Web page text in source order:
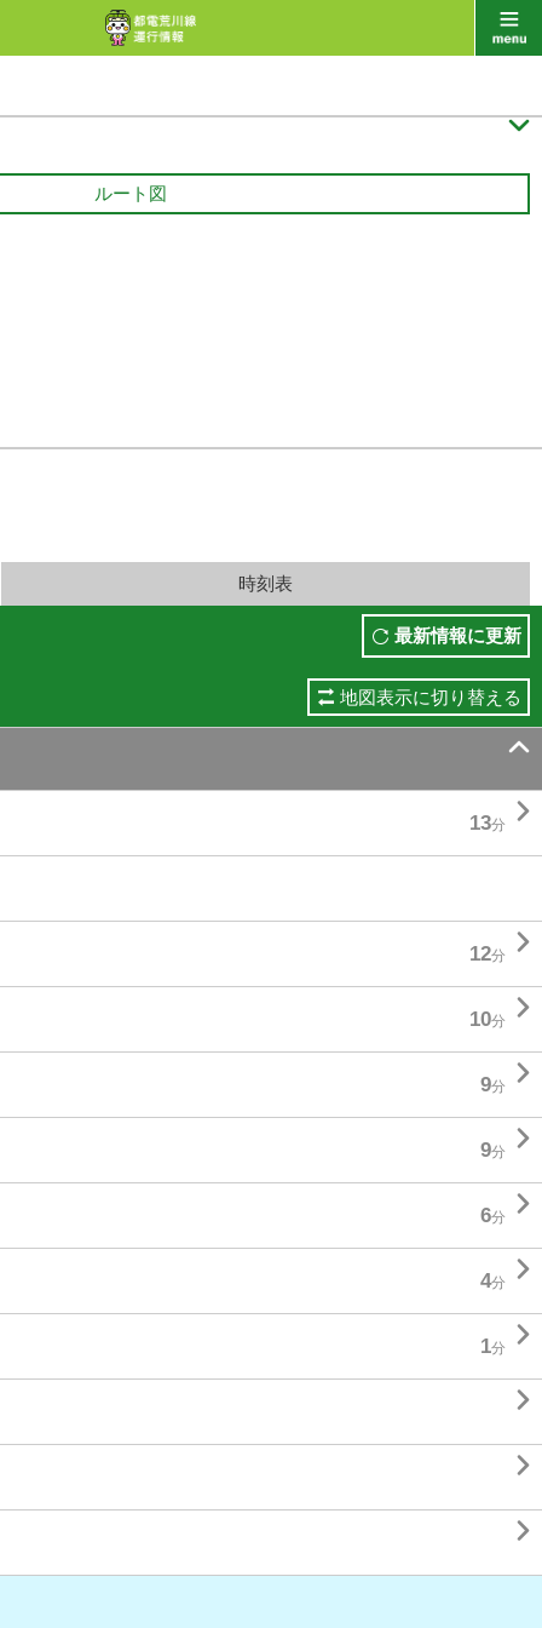

ルート図
時刻表
最新情報に更新
地図表示に切り替える

13分 
12分 
10分 
9分 
9分 
6分 
4分 
1分 


